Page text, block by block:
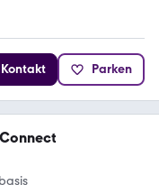
Kontakt Parken